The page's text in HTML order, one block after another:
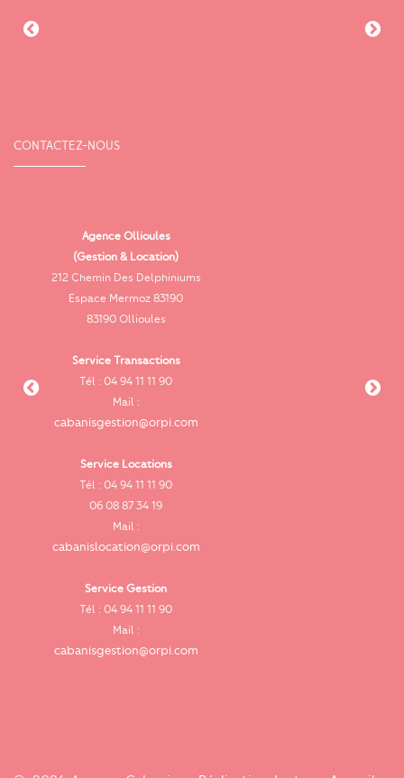
CONTACTEZ-NOUS
Agence Ollioules
(Gestion & Location)
212 Chemin Des Delphiniums
Espace Mermoz 83190
83190 Ollioules
Service Transactions
Tél : 04 94 11 11 90
Mail :
cabanisgestion@orpi.com
Service Locations
Tél : 04 94 11 11 90
06 08 87 34 19
Mail :
cabanislocation@orpi.com
Service Gestion
Tél : 04 94 11 11 90
Mail :
cabanisgestion@orpi.com